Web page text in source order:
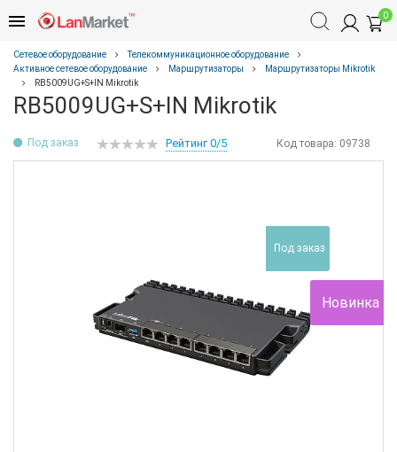
0
Сетевое оборудование
Телекоммуникационное оборудование
Активное сетевое оборудование
Маршрутизаторы
Маршрутизаторы Mikrotik
RB5009UG+S+IN Mikrotik
RB5009UG+S+IN Mikrotik
Под заказ Код товара: 09738
Рейтинг 0/5
Под заказ
Новинка